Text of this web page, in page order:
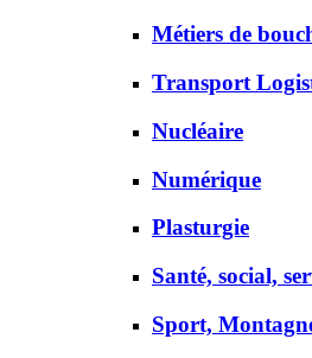
Métiers de
Transport
Nucléaire
Numérique
Plasturgie
Santé, social,
Sport,